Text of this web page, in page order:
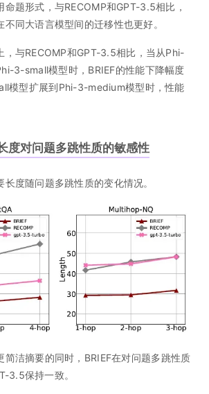
命题形式，与RECOMP和GPT-3.5相比，
同大语言模型间的迁移性也更好。
，与RECOMP和GPT-3.5相比，当从Phi-
3-small模型时，BRIEF的性能下降幅度
模型扩展到Phi-3-medium模型时，性能
度对问题多跳性质的敏感性
度随问题多跳性质的变化情况。
简洁摘要的同时，BRIEF在对问题多跳性质
3.5保持一致。